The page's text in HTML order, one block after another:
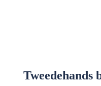
Tweedehands